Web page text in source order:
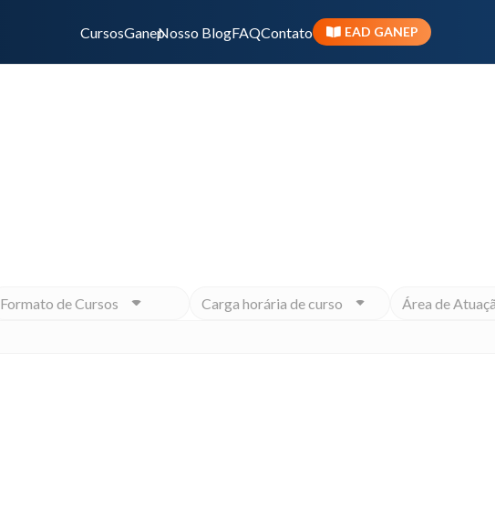
CursosGanepNosso BlogFAQContato EAD GANEP
Formato de Cursos Carga horária de curso Área de